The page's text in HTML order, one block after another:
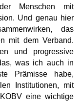
Menschen mit
Und genau hier
das
mit dem Verband.
und progressive
was ich auch in
Prämisse habe,
Institutionen, mit
eine wichtige